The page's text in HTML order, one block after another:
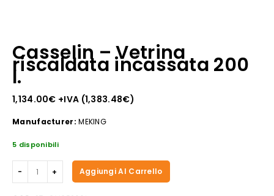
Casselin – Vetrina
riscaldata incassata 200
l.
1,134.00€ +IVA (1,383.48€)
Manufacturer: MEKING
5 disponibili
Casselin
-
Vetrina
Aggiungi Al Carrello